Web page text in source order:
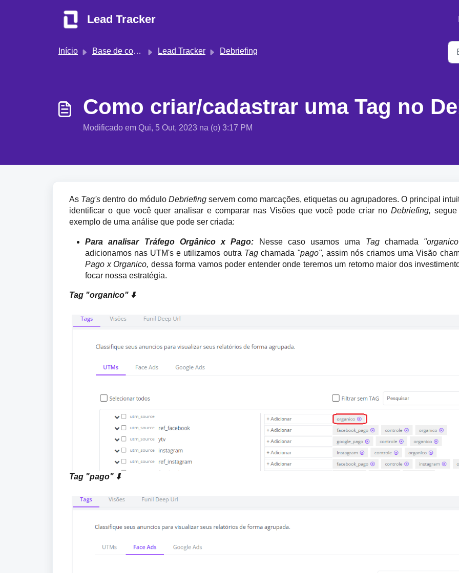
Lead Tracker
Início Base de conhecimento Lead Tracker Debriefing
Como criar/cadastrar uma Tag no
Modificado em Qui, 5 Out, 2023 na (o) 3:17 PM
As Tag's dentro do módulo Debriefing servem como marcações, etiquetas ou agrupadores. O principal
identificar o que você quer analisar e comparar nas Visões que você pode criar no Debriefing,
exemplo de uma análise que pode ser criada:
Para analisar Tráfego Orgânico x Pago: Nesse caso usamos uma Tag chamada
adicionamos nas UTM's e utilizamos outra Tag chamada "pago", assim nós criamos uma Visão
Pago x Organico, dessa forma vamos poder entender onde teremos um retorno maior dos
focar nossa estratégia.
Tag "organico" ⬇️
Tag "pago" ⬇️